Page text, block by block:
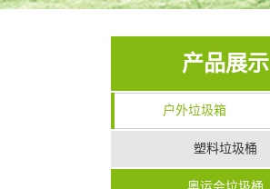
产品展示
户外垃圾箱
塑料垃圾桶